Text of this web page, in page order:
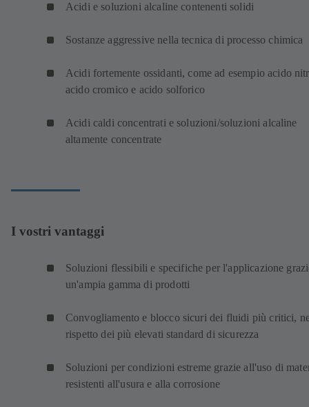
Acidi e soluzioni alcaline contenenti solidi
Sostanze aggressive nella tecnica di processo chimica
Acidi fortemente ossidanti, come ad esempio acido
acido cromico e acido solforico
Acidi caldi concentrati e soluzioni/soluzioni alcaline
altamente concentrate
I vostri vantaggi
Soluzioni flessibili e specifiche per l'applicazione
un'ampia gamma di prodotti
Convogliamento e blocco sicuri dei fluidi più critici,
rispetto dei più elevati standard di sicurezza
Soluzioni per condizioni estreme grazie all'uso di
resistenti all'usura e alla corrosione